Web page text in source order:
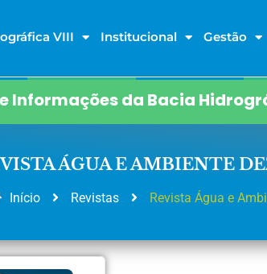
VIII Institucional Gestão
Informações da Bacia
ÁGUA E AMBIENTE
Início Revistas Revista Água e